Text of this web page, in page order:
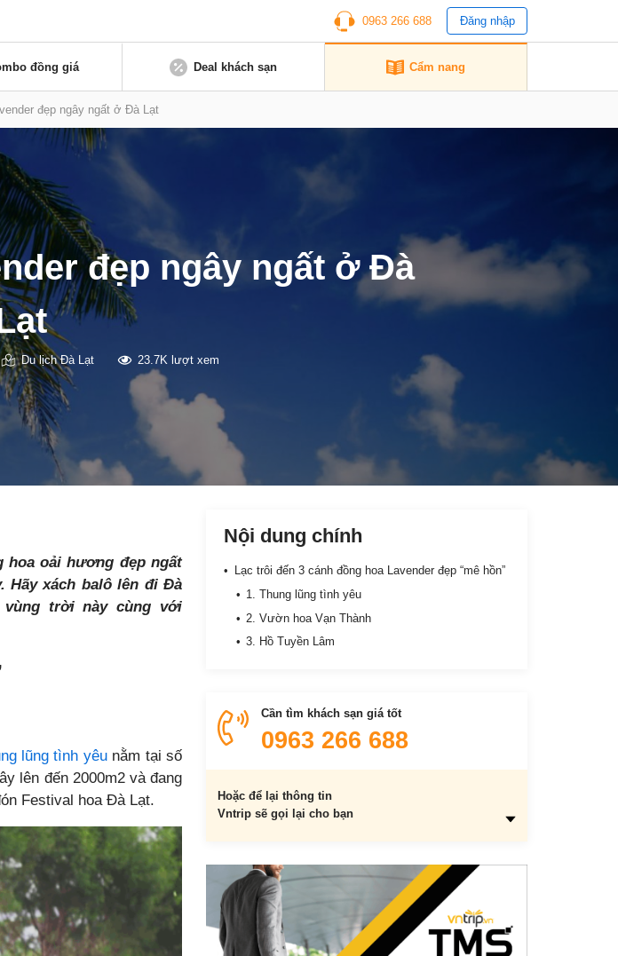
0963 266 688 Đăng nhập
đồng giá Deal khách sạn Cẩm nang
đẹp ngây ngất ở Đà Lạt
đẹp ngây ngất ở Đà
Du lịch Đà Lạt 23.7K lượt xem
hoa oải hương đẹp ngất
Hãy xách balô lên đi Đà
vùng trời này cùng với
lũng tình yêunằm tại số
lên đến 2000m2 và đang
Festival hoa Đà Lạt.
Nội dung chính
Lạc trôi đến 3 cánh đồng hoa Lavender đẹp “mê hồn”
1. Thung lũng tình yêu
2. Vườn hoa Vạn Thành
3. Hồ Tuyền Lâm
Cần tìm khách sạn giá tốt
0963 266 688
Hoặc để lại thông tin
Vntrip sẽ gọi lại cho bạn